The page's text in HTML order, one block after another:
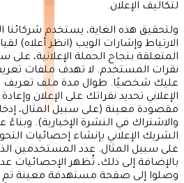
لتكاليف الإعلان.
ولتحقيق هذه الغاية، يستخدم شركائنا
الارتباط وإشارات الويب (انظر أعلاه)
المتعلقة بنجاح الحملة الإعلانية، على
نقرات المستخدم. لا تهدف ملفات تعريف
عليك شخصيًا. طوال مدة ملف تعريف
الإعلاني تحديد نقراتك على الإعلان
مقصودة معينة (على سبيل المثال،
والاشتراك في النشرة الإخبارية). وبناءً
الشريك الإعلاني بإنشاء إحصائيات
على سبيل المثال. عدد المستخدمين الذين
بالإضافة إلى ذلك، تُظهر الإحصائيات
وصلوا إلى صفحة مستهدفة معينة تم